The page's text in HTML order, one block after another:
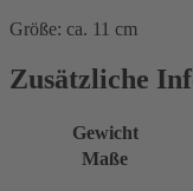
Größe: ca. 11 cm
Zusätzliche
Gewicht
Maße